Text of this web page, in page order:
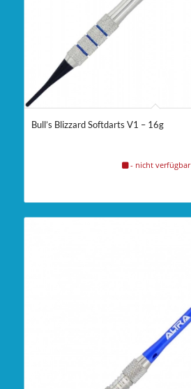
Bull’s Blizzard Softdarts V1 – 16g
- nicht verfügbar